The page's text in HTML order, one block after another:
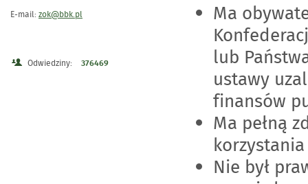
E-mail: zok@bbk.pl
Odwiedziny: 376469
Ma
lub
ustawy
finansów
Ma pełną
Nie był